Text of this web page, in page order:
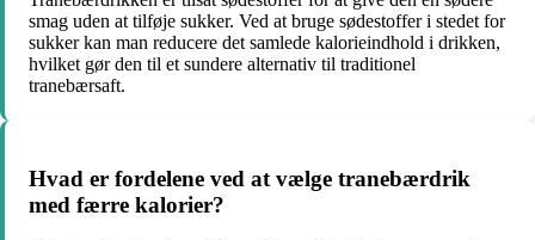
smag uden at tilføje sukker. Ved at bruge sødestoffer i stedet for
sukker kan man reducere det samlede kalorieindhold i drikken,
hvilket gør den til et sundere alternativ til traditionel
tranebærsaft.
Hvad er fordelene ved at vælge tranebærdrik
med færre kalorier?